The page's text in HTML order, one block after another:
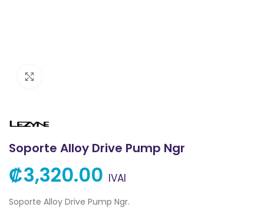
Soporte Alloy Drive Pump Ngr
₡3,320.00 IVAI
Soporte Alloy Drive Pump Ngr.